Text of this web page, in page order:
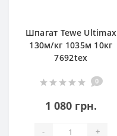
Шпагат Tewe Ultimax
130м/кг 1035м 10кг
7692tex
0
1 080 грн.
- +